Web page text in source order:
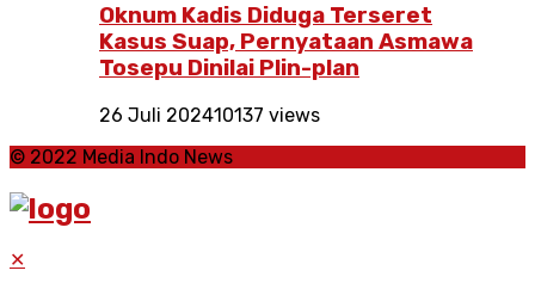
Oknum Kadis Diduga Terseret
Kasus Suap, Pernyataan Asmawa
Tosepu Dinilai Plin-plan
26 Juli 202410137 views
© 2022 Media Indo News
✕